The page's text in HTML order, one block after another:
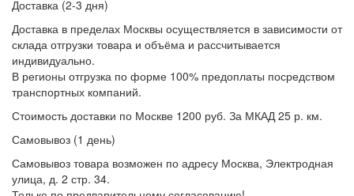
Доставка (2-3 дня)
Доставка в пределах Москвы осуществляется в зависимости от
склада отгрузки товара и объёма и рассчитывается
индивидуально.
В регионы отгрузка по форме 100% предоплаты посредством
транспортных компаний.
Стоимость доставки по Москве 1200 руб. За МКАД 25 р. км.
Самовывоз (1 день)
Самовывоз товара возможен по адресу Москва, Электродная
улица, д. 2 стр. 34.